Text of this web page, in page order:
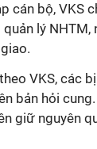
cán bộ, VKS
lý
VKS, các
bản hỏi
giữ nguyên